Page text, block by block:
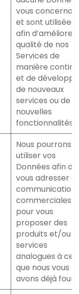
vous
et sont utilisées
afin d’améliorer
qualité de nos
Services de
manière
et de
de nouveaux
services ou de
nouvelles
fonctionnalités.
Nous pourrons
utiliser vos
Données afin de
vous adresser
commerciales
pour vous
proposer des
produits et/ou
services
analogues à
que nous vous
avons déjà